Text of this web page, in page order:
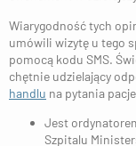
Wiarygodność tych
umówili wizytę u tego
pomocą kodu SMS.
chętnie udzielający
handlu na pytania
Jest
Szpitalu